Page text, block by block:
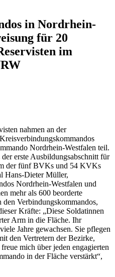
in Nordrhein-
für 20
im
nahmen an der
Nordrhein-Westfalen teil.
erste Ausbildungsabschnitt für
der fünf BVKs und 54 KVKs
Hans-Dieter Müller,
Nordrhein-Westfalen und
mehr als 600 beorderte
Verbindungskommandos,
Kräfte: „Diese Soldatinnen
Arm in die Fläche. Ihr
Jahre gewachsen. Sie pflegen
den Vertretern der Bezirke,
mich über jeden engagierten
in der Fläche verstärkt“,